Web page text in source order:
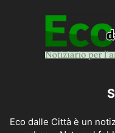
Eco dalle Città è un